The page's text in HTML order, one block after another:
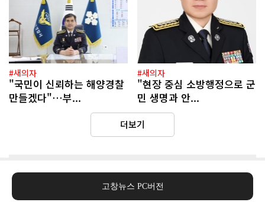
#새의자
"국민이 신뢰하는 해양경찰
만들겠다"…부...
#새의자
"현장 중심 소방행정으로 군
민 생명과 안...
더보기
고창뉴스 PC버전